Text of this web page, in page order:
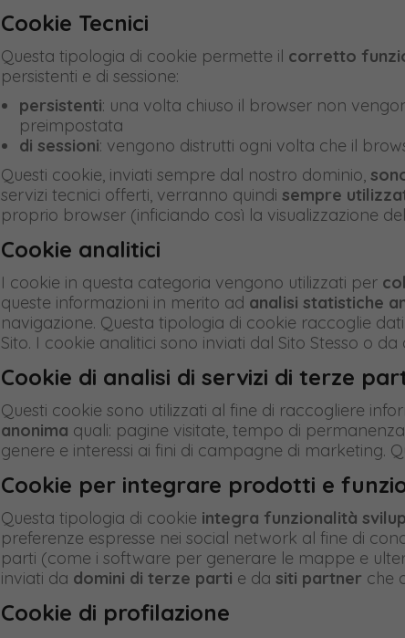
Cookie Tecnici
Questa tipologia di cookie permette il corretto
persistenti e di sessione:
persistenti: una volta chiuso il browser non
preimpostata
di sessioni: vengono distrutti ogni volta che il
Questi cookie, inviati sempre dal nostro dominio,
servizi tecnici offerti, verranno quindi sempre
proprio browser (inficiando così la visualizzazione
Cookie analitici
I cookie in questa categoria vengono utilizzati per
queste informazioni in merito ad analisi statistiche
navigazione. Questa tipologia di cookie raccoglie
Sito. I cookie analitici sono inviati dal Sito Stesso o
Cookie di analisi di servizi di terze
Questi cookie sono utilizzati al fine di raccogliere
anonima quali: pagine visitate, tempo di
genere e interessi ai fini di campagne di marketing.
Cookie per integrare prodotti e
Questa tipologia di cookie integra funzionalità
preferenze espresse nei social network al fine di
parti (come i software per generare le mappe e
inviati da domini di terze parti e da siti partner che
Cookie di profilazione